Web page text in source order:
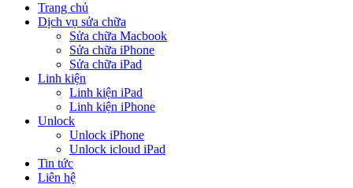
Trang chủ
Dịch vụ sửa chữa
Sửa chữa Macbook
Sửa chữa iPhone
Sửa chữa iPad
Linh kiện
Linh kiện iPad
Linh kiện iPhone
Unlock
Unlock iPhone
Unlock icloud iPad
Tin tức
Liên hệ